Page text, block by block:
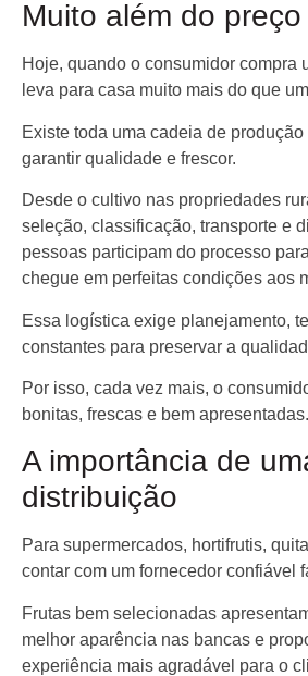
Muito além do preço
Hoje, quando o consumidor compra
leva para casa muito mais do que
Existe toda uma cadeia de
garantir qualidade e frescor.
Desde o cultivo nas propriedades
seleção, classificação, transporte e
pessoas participam do processo
chegue em perfeitas condições aos
Essa logística exige planejamento,
constantes para preservar a
Por isso, cada vez mais, o
bonitas, frescas e bem apresentadas.
A importância de
distribuição
Para supermercados, hortifrutis,
contar com um fornecedor confiável
Frutas bem selecionadas
melhor aparência nas bancas e
experiência mais agradável para o